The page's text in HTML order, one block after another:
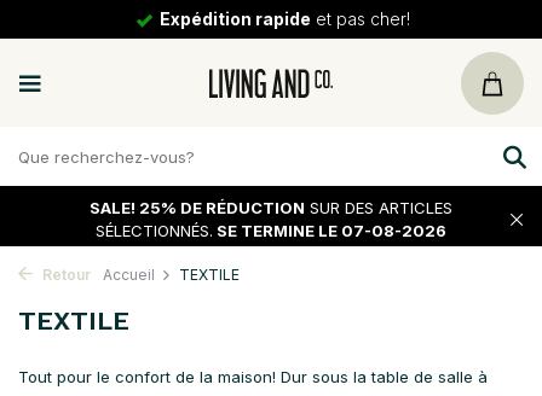
SALE! 25% DE RÉDUCTION SUR DES ARTICLES
SÉLECTIONNÉS. SE TERMINE LE 07-08-2026
Retour Accueil TEXTILE
TEXTILE
Tout pour le confort de la maison! Dur sous la table de salle à